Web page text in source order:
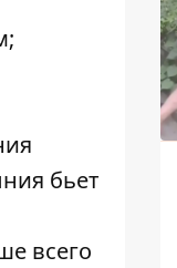
бьет
всего